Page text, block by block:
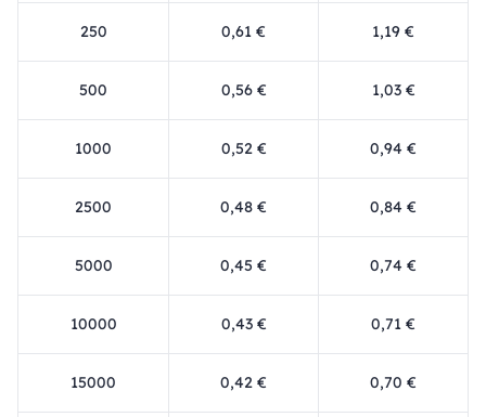
250 0,61 € 1,19 €
500 0,56 € 1,03 €
1000 0,52 € 0,94 €
2500 0,48 € 0,84 €
5000 0,45 € 0,74 €
10000 0,43 € 0,71 €
15000 0,42 € 0,70 €